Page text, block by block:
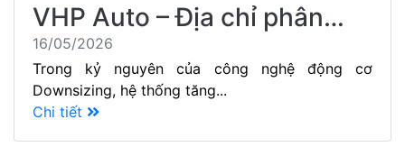
VHP Auto – Địa chỉ phân…
16/05/2026
Trong kỷ nguyên của công nghệ động cơ
Downsizing, hệ thống tăng...
Chi tiết